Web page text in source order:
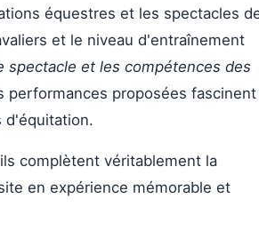
équestres et les spectacles
et le niveau d'entraînement
spectacle et les compétences des
performances proposées fascinent
d'équitation.
complètent véritablement la
en expérience mémorable et